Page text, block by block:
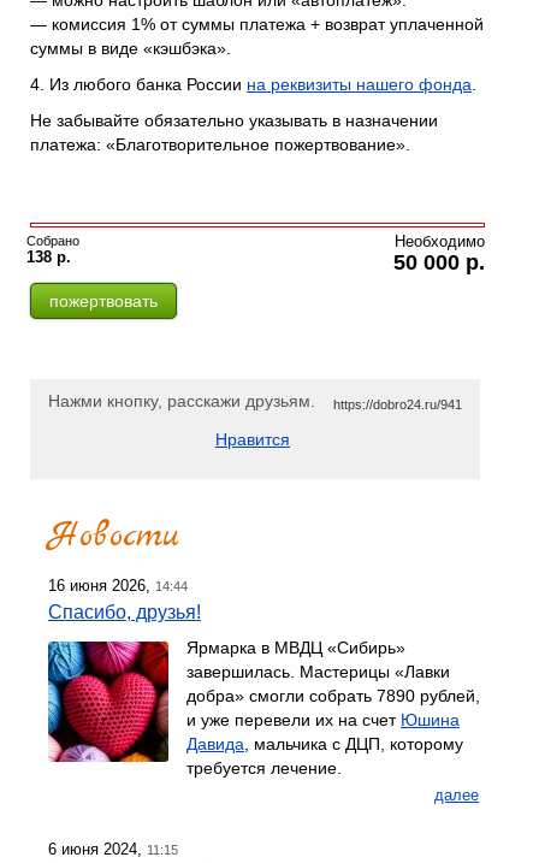
— комиссия 1% от суммы платежа + возврат уплаченной
суммы в виде «кэшбэка».
4. Из любого банка России на реквизиты нашего фонда.
Не забывайте обязательно указывать в назначении
платежа: «Благотворительное пожертвование».
пожертвовать
Собрано
138 р.
Необходимо
50 000 р.
Нажми кнопку, расскажи друзьям. https://dobro24.ru/941
Нравится
Новости
16 июня 2026, 14:44
Спасибо, друзья!
Ярмарка в МВДЦ «Сибирь»
завершилась. Мастерицы «Лавки
добра» смогли собрать 7890 рублей,
и уже перевели их на счет Юшина
Давида, мальчика с ДЦП, которому
требуется лечение.
далее
6 июня 2024, 11:15